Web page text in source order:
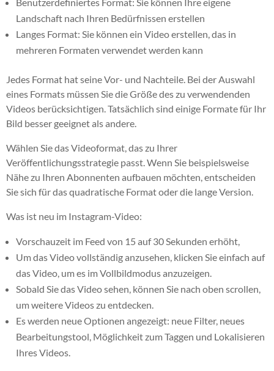
Landschaft nach Ihren Bedürfnissen erstellen
Langes Format: Sie können ein Video erstellen, das in
mehreren Formaten verwendet werden kann
Jedes Format hat seine Vor- und Nachteile. Bei der Auswahl
eines Formats müssen Sie die Größe des zu verwendenden
Videos berücksichtigen. Tatsächlich sind einige Formate für Ihr
Bild besser geeignet als andere.
Wählen Sie das Videoformat, das zu Ihrer
Veröffentlichungsstrategie passt. Wenn Sie beispielsweise
Nähe zu Ihren Abonnenten aufbauen möchten, entscheiden
Sie sich für das quadratische Format oder die lange Version.
Was ist neu im Instagram-Video:
Vorschauzeit im Feed von 15 auf 30 Sekunden erhöht,
Um das Video vollständig anzusehen, klicken Sie einfach auf
das Video, um es im Vollbildmodus anzuzeigen.
Sobald Sie das Video sehen, können Sie nach oben scrollen,
um weitere Videos zu entdecken.
Es werden neue Optionen angezeigt: neue Filter, neues
Bearbeitungstool, Möglichkeit zum Taggen und Lokalisieren
Ihres Videos.